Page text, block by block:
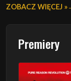
ZOBACZ WIĘCEJ »
Premiery